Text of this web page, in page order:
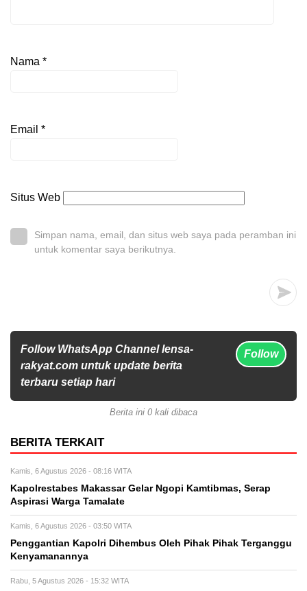
Nama *
Email *
Situs Web
Simpan nama, email, dan situs web saya pada peramban ini
untuk komentar saya berikutnya.
Follow WhatsApp Channel lensa-
rakyat.com untuk update berita
terbaru setiap hari
Follow
Berita ini 0 kali dibaca
BERITA TERKAIT
Kamis, 6 Agustus 2026 - 08:16 WITA
Kapolrestabes Makassar Gelar Ngopi Kamtibmas, Serap
Aspirasi Warga Tamalate
Kamis, 6 Agustus 2026 - 03:50 WITA
Penggantian Kapolri Dihembus Oleh Pihak Pihak Terganggu
Kenyamanannya
Rabu, 5 Agustus 2026 - 15:32 WITA